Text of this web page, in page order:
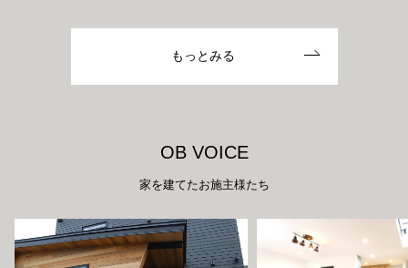
もっとみる
OB VOICE
家を建てたお施主様たち